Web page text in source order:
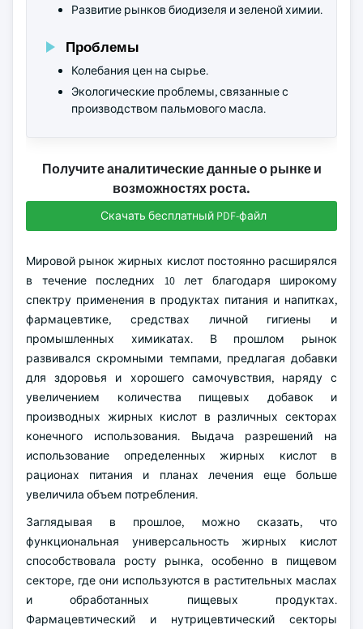
Развитие рынков биодизеля и зеленой химии.
Проблемы
Колебания цен на сырье.
Экологические проблемы, связанные с
производством пальмового масла.
Получите аналитические данные о рынке и
возможностях роста.
Скачать бесплатный PDF-файл
Мировой рынок жирных кислот постоянно расширялся
в течение последних 10 лет благодаря широкому
спектру применения в продуктах питания и напитках,
фармацевтике, средствах личной гигиены и
промышленных химикатах. В прошлом рынок
развивался скромными темпами, предлагая добавки
для здоровья и хорошего самочувствия, наряду с
увеличением количества пищевых добавок и
производных жирных кислот в различных секторах
конечного использования. Выдача разрешений на
использование определенных жирных кислот в
рационах питания и планах лечения еще больше
увеличила объем потребления.
Заглядывая в прошлое, можно сказать, что
функциональная универсальность жирных кислот
способствовала росту рынка, особенно в пищевом
секторе, где они используются в растительных маслах
и обработанных пищевых продуктах.
Фармацевтический и нутрицевтический секторы